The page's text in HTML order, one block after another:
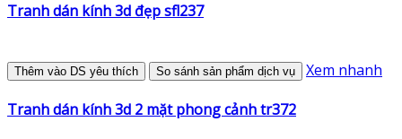
Tranh dán kính 3d đẹp sfl237
Thêm vào DS yêu thích So sánh sản phẩm dịch vụ Xem nhanh
Tranh dán kính 3d 2 mặt phong cảnh tr372